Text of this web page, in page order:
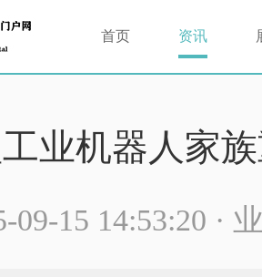
首页 资讯
业机器人家
09-15 14:53:20 ·